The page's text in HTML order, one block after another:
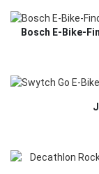
Bosch E-Bike-